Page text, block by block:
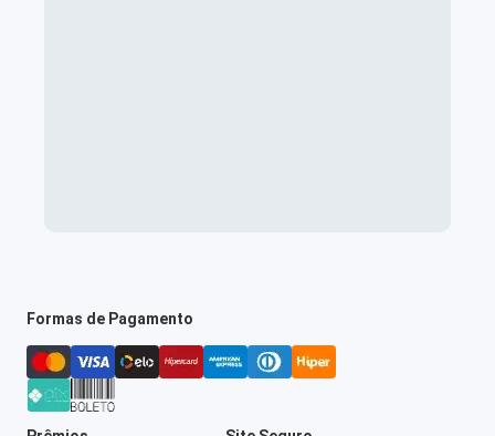
Formas de Pagamento